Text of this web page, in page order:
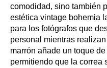
comodidad, sino también
estética vintage bohemia
para los fotógrafos que
personal mientras
marrón añade un toque
permitiendo que la correa